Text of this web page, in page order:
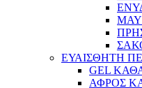
ΕΥΑΙΣΘΗΤΗ
GEL
ΑΦΡΟΣ